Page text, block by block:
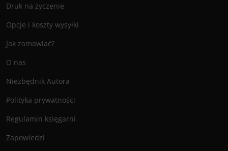
Druk na życzenie
Opcje i koszty wysyłki
Jak zamawiać?
O nas
Niezbędnik Autora
Polityka prywatności
Regulamin księgarni
Zapowiedzi